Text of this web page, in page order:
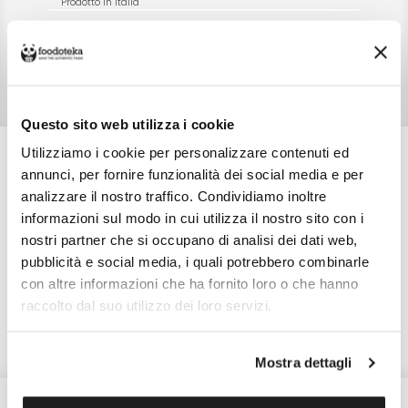
Questo sito web utilizza i cookie
Utilizziamo i cookie per personalizzare contenuti ed
annunci, per fornire funzionalità dei social media e per
analizzare il nostro traffico. Condividiamo inoltre
informazioni sul modo in cui utilizza il nostro sito con i
nostri partner che si occupano di analisi dei dati web,
pubblicità e social media, i quali potrebbero combinarle
con altre informazioni che ha fornito loro o che hanno
raccolto dal suo utilizzo dei loro servizi.
Mostra dettagli
Scopri altri prodotti di
Lievito Madre
Arezzo (AR)
Lievito Madre
Scopri tutti i prodotti